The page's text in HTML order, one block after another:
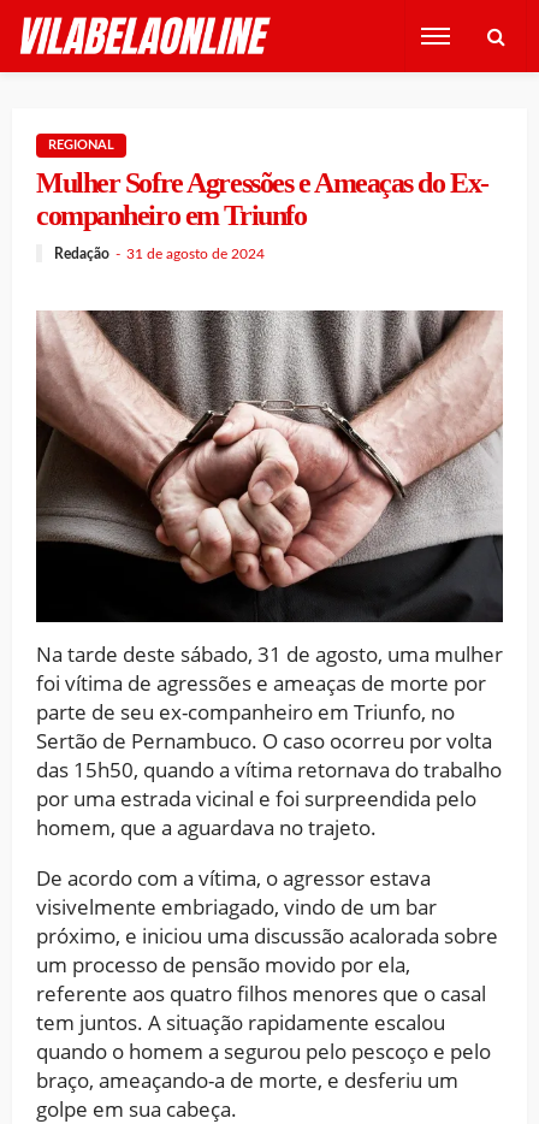
REGIONAL
Mulher Sofre Agressões e Ameaças do Ex-
companheiro em Triunfo
Redação 31 de agosto de 2024
Na tarde deste sábado, 31 de agosto, uma mulher
foi vítima de agressões e ameaças de morte por
parte de seu ex-companheiro em Triunfo, no
Sertão de Pernambuco. O caso ocorreu por volta
das 15h50, quando a vítima retornava do trabalho
por uma estrada vicinal e foi surpreendida pelo
homem, que a aguardava no trajeto.
De acordo com a vítima, o agressor estava
visivelmente embriagado, vindo de um bar
próximo, e iniciou uma discussão acalorada sobre
um processo de pensão movido por ela,
referente aos quatro filhos menores que o casal
tem juntos. A situação rapidamente escalou
quando o homem a segurou pelo pescoço e pelo
braço, ameaçando-a de morte, e desferiu um
golpe em sua cabeça.